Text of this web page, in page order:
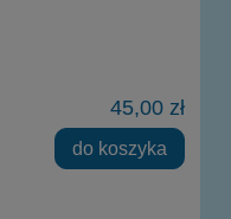
45,00 zł
do koszyka